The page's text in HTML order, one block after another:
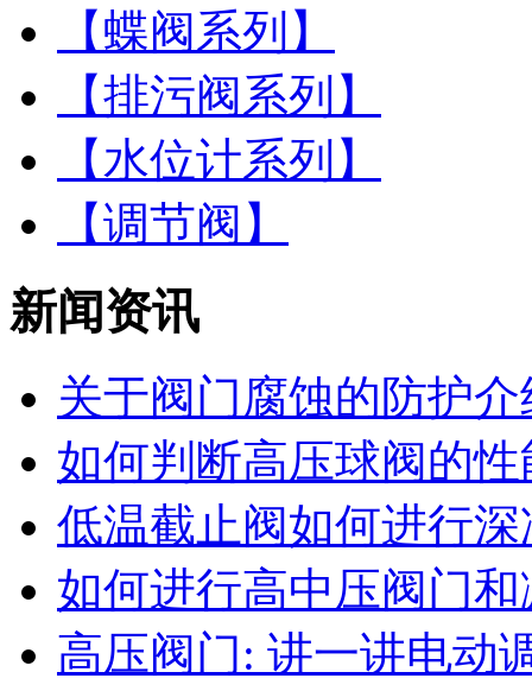
【蝶阀系列】
【排污阀系列】
【水位计系列】
【调节阀】
新闻资讯
关于阀门腐蚀的防护介
如何判断高压球阀的性
低温截止阀如何进行
如何进行高中压阀门和
高压阀门: 讲一讲电动